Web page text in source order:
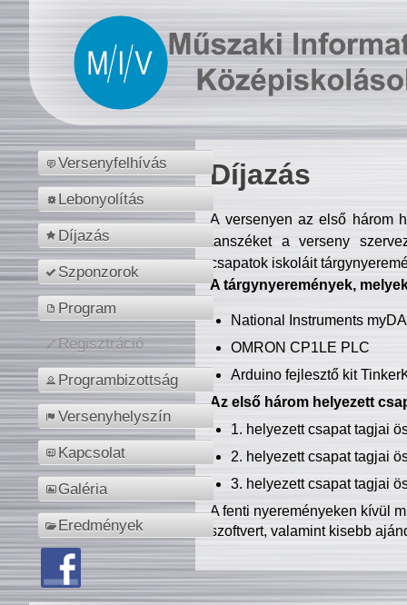
Versenyfelhívás
Lebonyolítás
Díjazás
Szponzorok
Program
Regisztráció
Programbizottság
Versenyhelyszín
Kapcsolat
Galéria
Eredmények
Díjazás
A versenyen az első három
tanszéket a verseny
csapatok iskoláit
A tárgynyeremények,
National Instruments
OMRON CP1LE PLC
Arduino fejlesztő kit
Az első három helyezett
1. helyezett csapat tagjai
2. helyezett csapat tagjai
3. helyezett csapat tagjai
A fenti nyereményeken kívül
szoftvert, valamint kisebb